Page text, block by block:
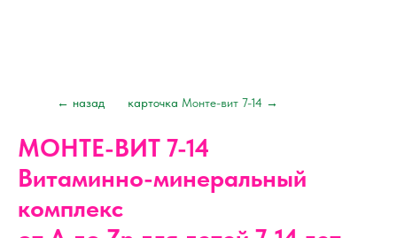
карточка Монте-вит 7-14 →
← назад
МОНТЕ-ВИТ 7-14
Витаминно-минеральный
комплекс